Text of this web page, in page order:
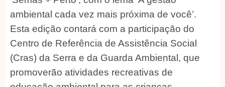
ambiental cada vez mais próxima de você’.
Esta edição contará com a participação do
Centro de Referência de Assistência Social
(Cras) da Serra e da Guarda Ambiental, que
promoverão atividades recreativas de